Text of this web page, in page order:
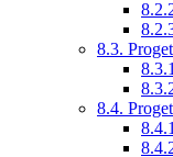
8.3.
8.4.